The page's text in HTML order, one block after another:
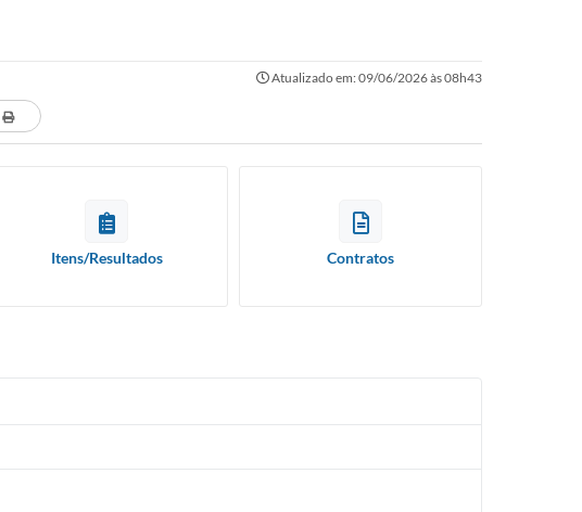
Atualizado em: 09/06/2026 às 08h43
Itens/Resultados Contratos